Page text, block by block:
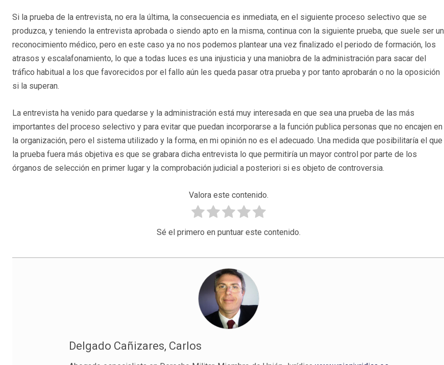
Si la prueba de la entrevista, no era la última, la consecuencia es inmediata, en el siguiente proceso selectivo que se
produzca, y teniendo la entrevista aprobada o siendo apto en la misma, continua con la siguiente prueba, que suele ser un
reconocimiento médico, pero en este caso ya no nos podemos plantear una vez finalizado el periodo de formación, los
atrasos y escalafonamiento, lo que a todas luces es una injusticia y una maniobra de la administración para sacar del
tráfico habitual a los que favorecidos por el fallo aún les queda pasar otra prueba y por tanto aprobarán o no la oposición
si la superan.
La entrevista ha venido para quedarse y la administración está muy interesada en que sea una prueba de las más
importantes del proceso selectivo y para evitar que puedan incorporarse a la función publica personas que no encajen en
la organización, pero el sistema utilizado y la forma, en mi opinión no es el adecuado. Una medida que posibilitaría el que
la prueba fuera más objetiva es que se grabara dicha entrevista lo que permitiría un mayor control por parte de los
órganos de selección en primer lugar y la comprobación judicial a posteriori si es objeto de controversia.
Valora este contenido.
Sé el primero en puntuar este contenido.
Delgado Cañizares, Carlos